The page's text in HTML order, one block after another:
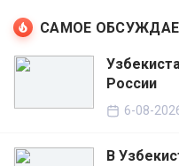
САМОЕ
России
6-08-
В